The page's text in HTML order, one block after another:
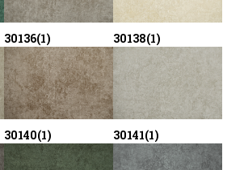
30136(1) 30138(1)
30140(1) 30141(1)